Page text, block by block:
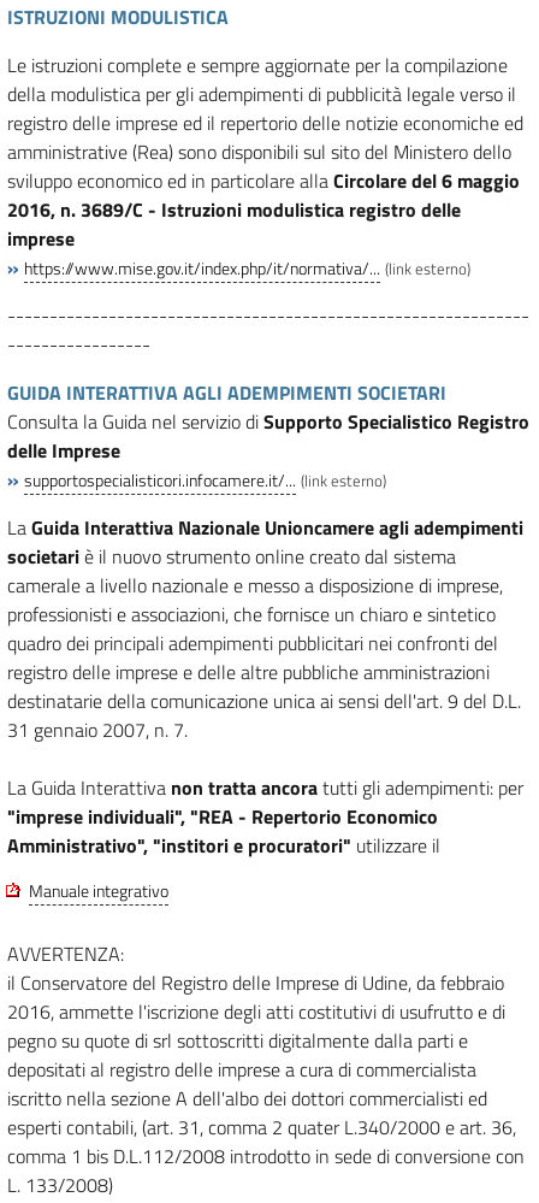
ISTRUZIONI MODULISTICA
Le istruzioni complete e sempre aggiornate per la compilazione
della modulistica per gli adempimenti di pubblicità legale verso il
registro delle imprese ed il repertorio delle notizie economiche ed
amministrative (Rea) sono disponibili sul sito del Ministero dello
sviluppo economico ed in particolare allaCircolare del 6 maggio
2016, n. 3689/C - Istruzioni modulistica registro delle
imprese
» https://www.mise.gov.it/index.php/it/normativa/... (link esterno)
--------------------------------------------------------------
-----------------
GUIDA INTERATTIVA AGLI ADEMPIMENTI SOCIETARI
Consulta la Guida nel servizio diSupporto Specialistico Registro
delle Imprese
» supportospecialisticori.infocamere.it/... (link esterno)
LaGuida Interattiva Nazionale Unioncamere agli adempimenti
societariè il nuovo strumento online creato dal sistema
camerale a livello nazionale e messo a disposizione di imprese,
professionisti e associazioni, che fornisce un chiaro e sintetico
quadro dei principali adempimenti pubblicitari nei confronti del
registro delle imprese e delle altre pubbliche amministrazioni
destinatarie della comunicazione unica ai sensi dell'art. 9 del D.L.
31 gennaio 2007, n. 7.
La Guida Interattiva non tratta ancoratutti gli adempimenti: per
"imprese individuali", "REA - Repertorio Economico
Amministrativo", "institori e procuratori" utilizzare il
Manuale integrativo
AVVERTENZA:
il Conservatore del Registro delle Imprese di Udine, da febbraio
2016, ammette l'iscrizione degli atti costitutivi di usufrutto e di
pegno su quote di srl sottoscritti digitalmente dalla parti e
depositati al registro delle imprese a cura di commercialista
iscritto nella sezione A dell'albo dei dottori commercialisti ed
esperti contabili, (art. 31, comma 2 quater L.340/2000 e art. 36,
comma 1 bis D.L.112/2008 introdotto in sede di conversione con
L. 133/2008)